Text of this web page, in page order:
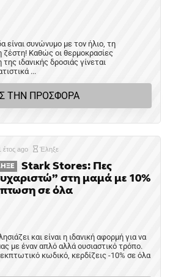
είναι συνώνυμο με τον ήλιο, τη
ζέστη! Καθώς οι θερμοκρασίες
ιδανικής δροσιάς γίνεται
...
ΤΗΝ ΠΡΟΣΦΟΡΑ
έτος ago Έληξε
Stark Stores: Πες
στη μαμά με 10%
σε όλα
και είναι η ιδανική αφορμή για να
με έναν απλό αλλά ουσιαστικό τρόπο.
κωδικό, κερδίζεις -10% σε όλα